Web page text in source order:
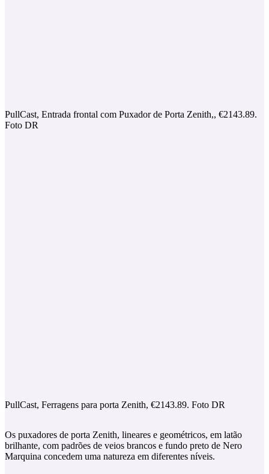
PullCast, Entrada frontal com Puxador de Porta Zenith,, €2143.89.
Foto DR
PullCast, Ferragens para porta Zenith, €2143.89. Foto DR
Os puxadores de porta Zenith, lineares e geométricos, em latão
brilhante, com padrões de veios brancos e fundo preto de Nero
Marquina concedem uma natureza em diferentes níveis.